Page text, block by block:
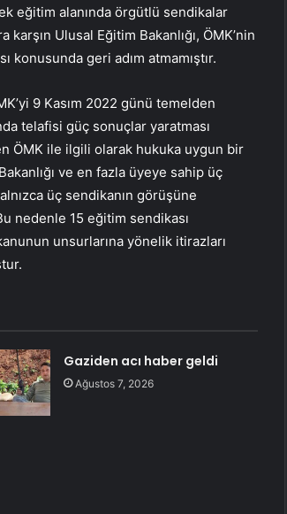
eğitim alanında örgütlü sendikalar
Ulusal Eğitim Bakanlığı, ÖMK’nin
konusunda geri adım atmamıştır.
9 Kasım 2022 günü temelden
telafisi güç sonuçlar yaratması
ÖMK ile ilgili olarak hukuka uygun bir
ve en fazla üyeye sahip üç
üç sendikanın görüşüne
nedenle 15 eğitim sendikası
unsurlarına yönelik itirazları
Gaziden acı haber geldi
Ağustos 7, 2026